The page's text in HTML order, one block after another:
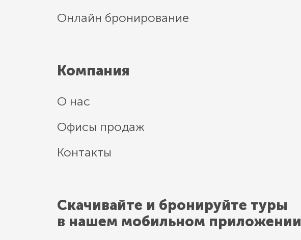
Онлайн бронирование
Компания
О нас
Офисы продаж
Контакты
Скачивайте и бронируйте туры
в нашем мобильном приложении